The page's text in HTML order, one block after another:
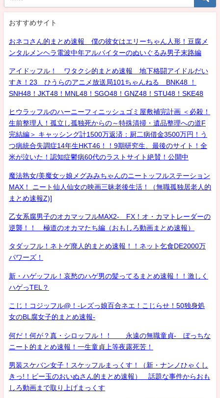
おすすめサイト
おネコさん的まとめ速報 僕の彼女はエリーちゃん人形！豆腐メ
ンタルメンヘラ電波中年アルバイターのぬいぐるみ男子末路編
アイドッフル！ ワタクシ的まとめ速報 地下格闘アイドルだい
すき！23 ひうらのアニメ放送局101ちゃんねる BNK48 ！
SNH48！JKT48！MNL48！SGO48！GNZ48！STU48！SKE48
ヒウラッフルのハーニーフィニッシュゴミ屋敷補完計画 ＜必殺！
生前整理人！孤立し孤独死からの～特殊清掃・遺品整理への道F
完結編＞ キャッシング計1500万返済：厨二病借金3500万円！う
つ病統合失調症14年生HKT46！！9期研究生、最後のサイト！全
米が泣いた！認知症鬱病60代のラストサイト絶賛！公開中
魔法熟女/美魔女ッ娘メグみみちゃんのニートッフルステーション
MAX！ ニート仙人仙女の映画三昧老後生活！（無職孤独居老人的
まとめ速報Z)]
乙女系腐男子のオカマッフルMAX2- FX！オ・カマトレーダーの
逆襲！！ 極道のオカマたち編（おもしろ動画まとめ速報）
タダッフル！ネトゲ廃人的まとめ速報！！ネット乞食DE2000万
パワーズ！
新・ハゲッフル！哀愁のハゲ男の髪ってるまとめ速報！！激しく
ハゲっTEL？
こじ！コジッフル@！-レズっ娘百合ネエ！こじらせ！50独身処
女のBL腐女子的まとめ速報-
何だ！何が？真・シロッフル！！ 永遠の無職童貞- ぼっちな
ニート的まとめ速報！一生童貞上等夜露死苦！
男装スケバン女子！スケッフルまっくす！（新・ナンノひゃくし
きっ!！ビー玉のおいぬさん的まとめ速報） 話題な事件からおも
しろ動画まで取り上げまっくす